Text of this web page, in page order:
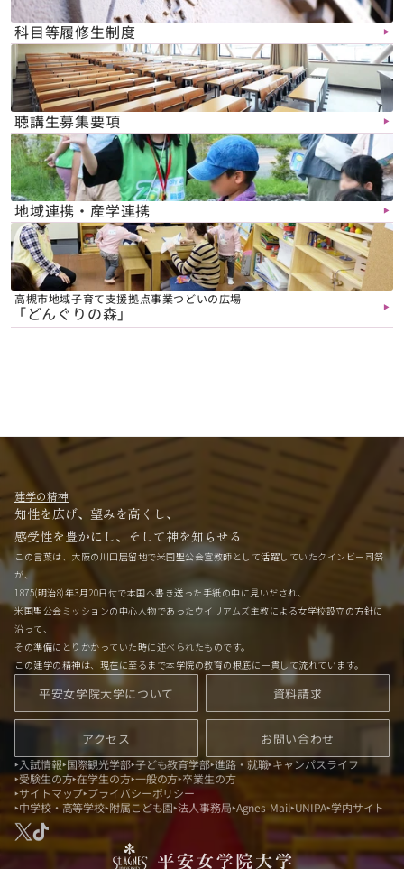
科目等履修生制度 ▶︎
聴講生募集要項 ▶︎
地域連携・産学連携 ▶︎
高槻市地域子育て支援拠点事業つどいの広場
「どんぐりの森」 ▶︎
建学の精神
知性を広げ、望みを高くし、
感受性を豊かにし、そして神を知らせる
この言葉は、大阪の川口居留地で米国聖公会宣教師として活躍していたクインビー司祭
が、
1875(明治8)年3月20日付で本国へ書き送った手紙の中に見いだされ、
米国聖公会ミッションの中心人物であったウイリアムズ主教による女学校設立の方針に
沿って、
その準備にとりかかっていた時に述べられたものです。
この建学の精神は、現在に至るまで本学院の教育の根底に一貫して流れています。
平安女学院大学について 資料請求
アクセス お問い合わせ
入試情報 国際観光学部 子ども教育学部 進路・就職 キャンパスライフ
受験生の方 在学生の方 一般の方 卒業生の方
サイトマップ プライバシーポリシー
中学校・高等学校 附属こども園 法人事務局 Agnes-Mail UNIPA 学内サイト